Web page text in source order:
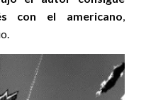
con el americano,